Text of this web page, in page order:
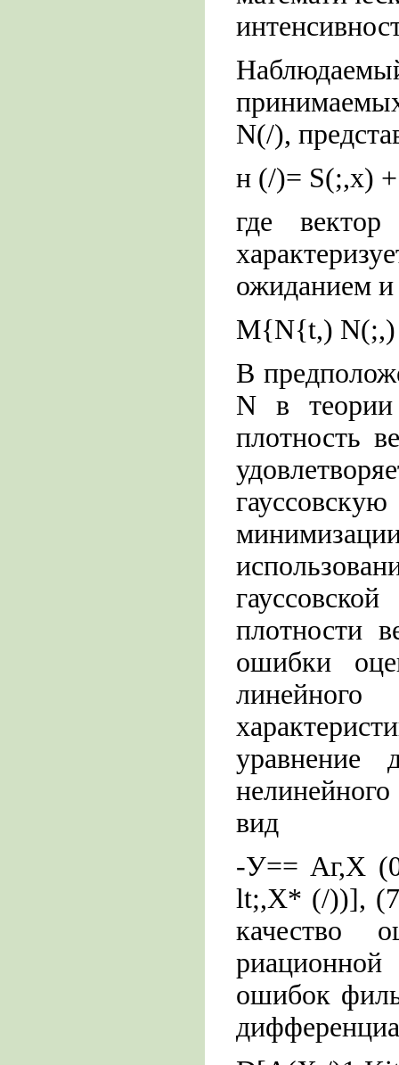
N(/),
н (/)= S(;,x)
где
ожиданием
M{N{t,) N(;,)
В
N в теории
плотность
плотности
ошибки
уравнение
вид
-У== Аг,Х
lt;,X* (/))],
качество
ошибок